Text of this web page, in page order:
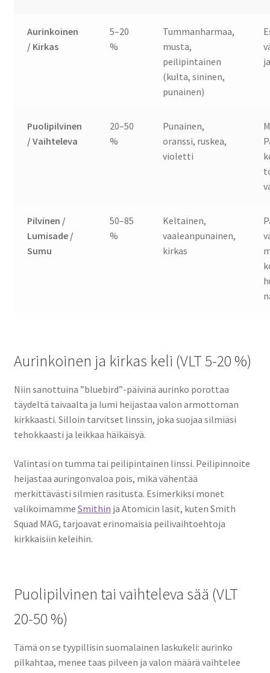
Aurinkoinen
/ Kirkas
5–20
%
Tummanharmaa,
musta,
peilipintainen
(kulta, sininen,
punainen)
Puolipilvinen
/ Vaihteleva
20–50
%
Punainen,
oranssi, ruskea,
violetti
Pilvinen /
Lumisade /
Sumu
50–85
%
Keltainen,
vaaleanpunainen,
kirkas
Aurinkoinen ja kirkas keli (VLT 5-20 %)
Niin sanottuina ”bluebird”-päivinä aurinko porottaa
täydeltä taivaalta ja lumi heijastaa valon armottoman
kirkkaasti. Silloin tarvitset linssin, joka suojaa silmiäsi
tehokkaasti ja leikkaa häikäisyä.
Valintasi on tumma tai peilipintainen linssi. Peilipinnoite
heijastaa auringonvaloa pois, mikä vähentää
merkittävästi silmien rasitusta. Esimerkiksi monet
valikoimamme Smithin ja Atomicin lasit, kuten Smith
Squad MAG, tarjoavat erinomaisia peilivaihtoehtoja
kirkkaisiin keleihin.
Puolipilvinen tai vaihteleva sää (VLT
20-50 %)
Tämä on se tyypillisin suomalainen laskukeli: aurinko
pilkahtaa, menee taas pilveen ja valon määrä vaihtelee